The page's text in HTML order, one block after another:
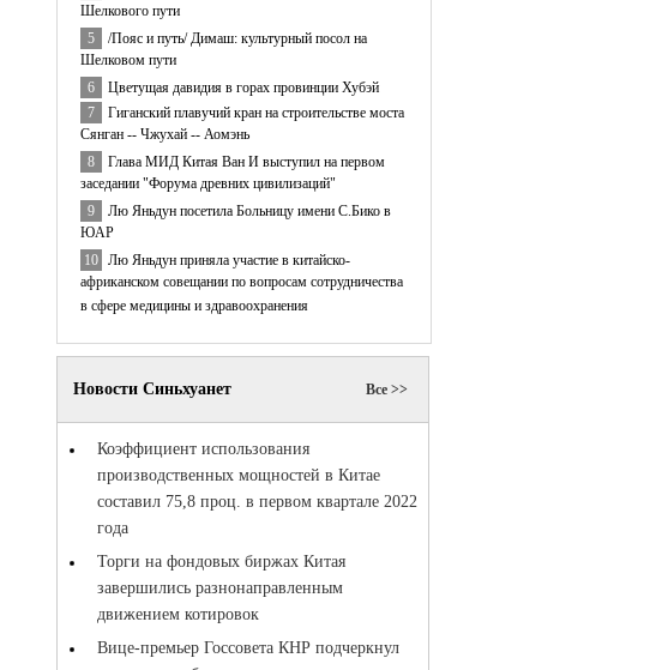
Шелкового пути
5 /Пояс и путь/ Димаш: культурный посол на
Шелковом пути
6
Цветущая давидия в горах провинции Хубэй
7
Гиганский плавучий кран на строительстве моста
Сянган -- Чжухай -- Аомэнь
8 Глава МИД Китая Ван И выступил на первом
заседании "Форума древних цивилизаций"
9 Лю Яньдун посетила Больницу имени С.Бико в
ЮАР
10 Лю Яньдун приняла участие в китайско-
африканском совещании по вопросам сотрудничества
в сфере медицины и здравоохранения